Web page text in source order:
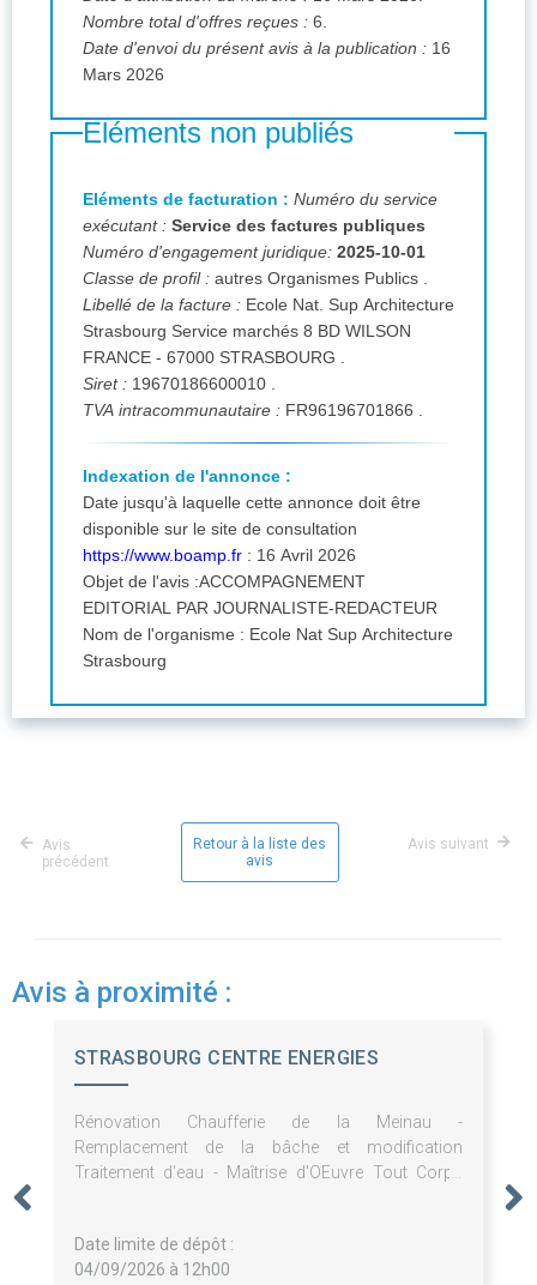
Nombre total d'offres reçues : 6.
Date d'envoi du présent avis à la publication : 16
Mars 2026
Eléments non publiés
Eléments de facturation : Numéro du service
exécutant : Service des factures publiques
Numéro d'engagement juridique: 2025-10-01
Classe de profil : autres Organismes Publics .
Libellé de la facture : Ecole Nat. Sup Architecture
Strasbourg Service marchés 8 BD WILSON
FRANCE - 67000 STRASBOURG .
Siret : 19670186600010 .
TVA intracommunautaire : FR96196701866 .
Indexation de l'annonce :
Date jusqu'à laquelle cette annonce doit être
disponible sur le site de consultation
https://www.boamp.fr: 16 Avril 2026
Objet de l'avis :ACCOMPAGNEMENT
EDITORIAL PAR JOURNALISTE-REDACTEUR
Nom de l'organisme : Ecole Nat Sup Architecture
Strasbourg
Avis
précédent
Retour à la liste des
avis
Avis suivant
Avis à proximité :
STRASBOURG CENTRE ENERGIES
Rénovation Chaufferie de la Meinau -
Remplacement de la bâche et modification
Traitement d'eau - Maîtrise d'OEuvre Tout Corps
Date limite de dépôt :
04/09/2026 à 12h00